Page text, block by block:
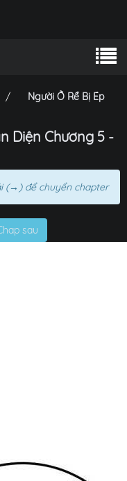
Người Ở Rể Bị Ép
Diện Chương 5 -
(→) để chuyển chapter
sau